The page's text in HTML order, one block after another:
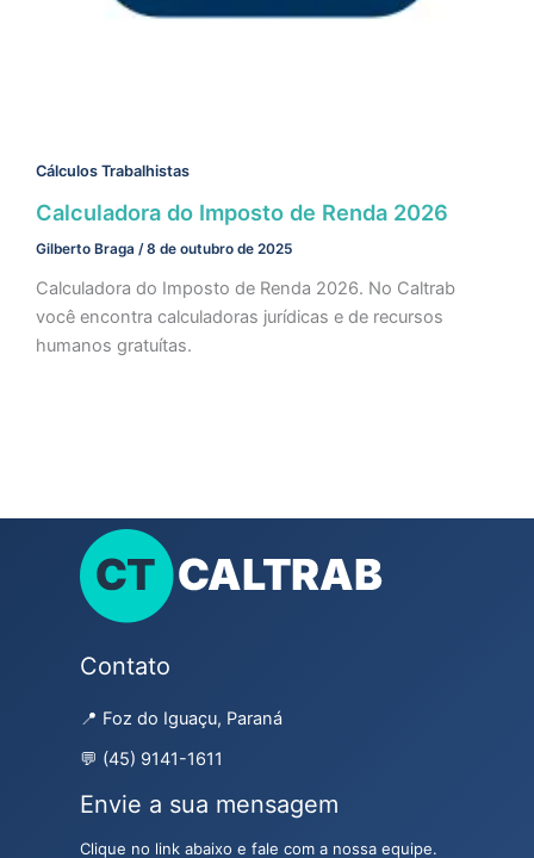
Cálculos Trabalhistas
Calculadora do Imposto de Renda 2026
Gilberto Braga /8 de outubro de 2025
Calculadora do Imposto de Renda 2026. No Caltrab
você encontra calculadoras jurídicas e de recursos
humanos gratuítas.
Contato
📍 Foz do Iguaçu, Paraná
💬 (45) 9141-1611
Envie a sua mensagem
Clique no link abaixo e fale com a nossa equipe.